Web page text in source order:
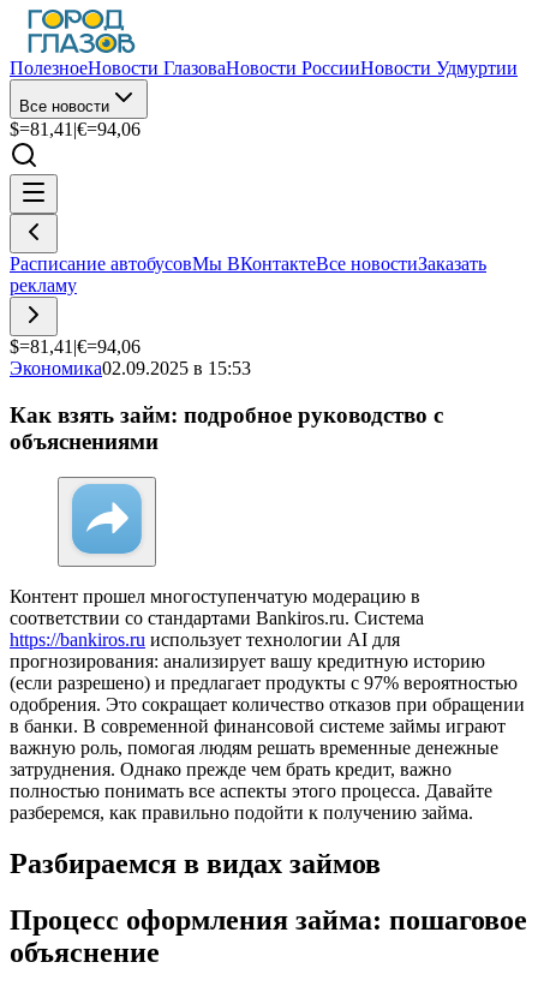
ПолезноеНовости ГлазоваНовости РоссииНовости Удмуртии
Все новости
$=81,41 |€=94,06
Расписание автобусовМы ВКонтактеВсе новостиЗаказать
рекламу
$=81,41 |€=94,06
Экономика02.09.2025 в 15:53
Как взять займ: подробное руководство с
объяснениями
Контент прошел многоступенчатую модерацию в
соответствии со стандартами Bankiros.ru. Система
https://bankiros.ru использует технологии AI для
прогнозирования: анализирует вашу кредитную историю
(если разрешено) и предлагает продукты с 97% вероятностью
одобрения. Это сокращает количество отказов при обращении
в банки. В современной финансовой системе займы играют
важную роль, помогая людям решать временные денежные
затруднения. Однако прежде чем брать кредит, важно
полностью понимать все аспекты этого процесса. Давайте
разберемся, как правильно подойти к получению займа.
Разбираемся в видах займов
Процесс оформления займа: пошаговое
объяснение